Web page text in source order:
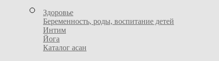
Здоровье
Беременность, роды, воспитание детей
Интим
Йога
Каталог асан